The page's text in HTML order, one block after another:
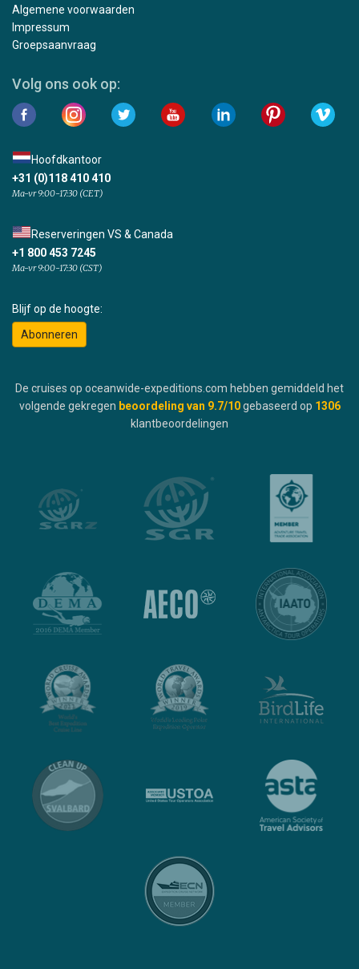
Algemene voorwaarden
Impressum
Groepsaanvraag
Volg ons ook op:
Hoofdkantoor
+31 (0)118 410 410
Ma-vr 9:00-17:30 (CET)
Reserveringen VS & Canada
+1 800 453 7245
Ma-vr 9:00-17:30 (CST)
Blijf op de hoogte:
Abonneren
De cruises op oceanwide-expeditions.com hebben gemiddeld het
volgende gekregen beoordeling van 9.7/10 gebaseerd op 1306
klantbeoordelingen